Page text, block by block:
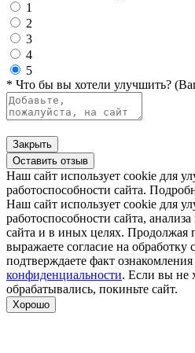
1
2
3
4
5
* Что бы вы хотели улучшить?
Закрыть
Оставить отзыв
Наш сайт использует cookie для
работоспособности сайта.
Наш сайт использует cookie для
работоспособности сайта,
сайта и в иных целях. Продолжая
выражаете согласие на обработку
подтверждаете факт ознакомления
конфиденциальности. Если вы не
обрабатывались, покиньте сайт.
Хорошо